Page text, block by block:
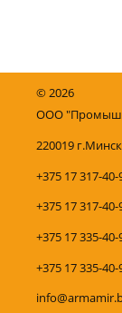
©2026
ООО
220019
+375 17 317-40-
+375 17 317-40-
+375 17 335-40-
+375 17 335-40-